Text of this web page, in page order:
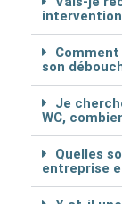
son
Je
WC,
Quelles
entreprise